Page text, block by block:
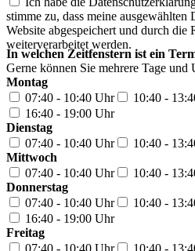
stimme zu, dass meine ausgewählten
Website abgespeichert und durch die
weiterverarbeitet werden.
In welchen Zeitfenstern ist ein
Gerne können Sie mehrere Tage und
Montag
07:40 - 10:40 Uhr
10:40 -
16:40 - 19:00 Uhr
Dienstag
07:40 - 10:40 Uhr
10:40 -
Mittwoch
07:40 - 10:40 Uhr
10:40 -
Donnerstag
07:40 - 10:40 Uhr
10:40 -
16:40 - 19:00 Uhr
Freitag
07:40 - 10:40 Uhr
10:40 -